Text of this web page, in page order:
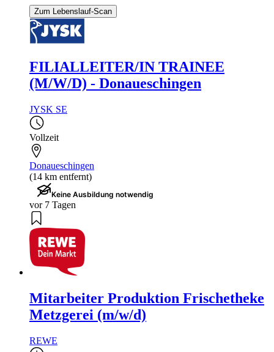
Zum Lebenslauf-Scan
FILIALLEITER/IN TRAINEE
(M/W/D) - Donaueschingen
JYSK SE
Vollzeit
Donaueschingen
(14 km entfernt)
Keine Ausbildung notwendig
vor 7 Tagen
Mitarbeiter Produktion Frischetheke
Metzgerei (m/w/d)
REWE